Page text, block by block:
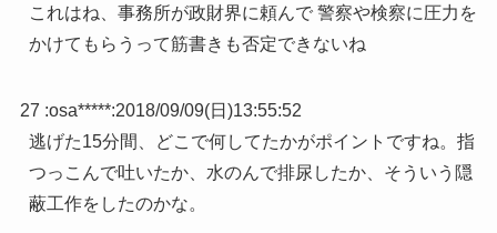
これはね、事務所が政財界に頼んで 警察や検察に圧力を
かけてもらうって筋書きも否定できないね
27 :osa*****:2018/09/09(日)13:55:52
逃げた15分間、どこで何してたかがポイントですね。指
つっこんで吐いたか、水のんで排尿したか、そういう隠
蔽工作をしたのかな。